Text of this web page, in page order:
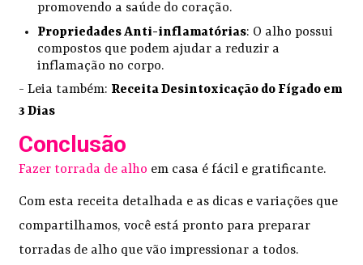
promovendo a saúde do coração.
Propriedades Anti-inflamatórias: O alho possui
compostos que podem ajudar a reduzir a
inflamação no corpo.
- Leia também: Receita Desintoxicação do Fígado em
3 Dias
Conclusão
Fazer torrada de alho em casa é fácil e gratificante.
Com esta receita detalhada e as dicas e variações que
compartilhamos, você está pronto para preparar
torradas de alho que vão impressionar a todos.